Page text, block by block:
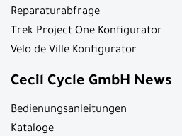
Reparaturabfrage
Trek Project One Konfigurator
Velo de Ville Konfigurator
Cecil Cycle GmbH News
Bedienungsanleitungen
Kataloge